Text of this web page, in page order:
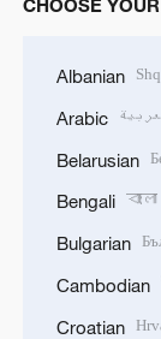
CHOOSE
Albanian
Arabic
Belarusian
Bengali বাংলা
Bulgarian
Cambodian
Croatian